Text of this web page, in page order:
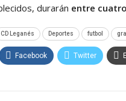
durarán entre
CD Leganés Deportes futbol
Facebook Twitter